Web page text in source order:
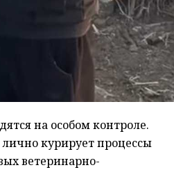
на особом контроле.
курирует процессы
ветеринарно-